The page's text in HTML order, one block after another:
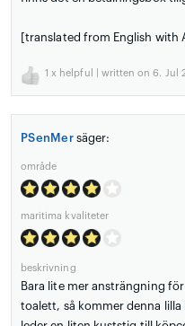
[translated from English with
1 x helpful | written on 6. Jul
PSenMersäger:
område
maritima kvaliteter
beskrivning
Bara lite mer ansträngning
toalett, så kommer denna